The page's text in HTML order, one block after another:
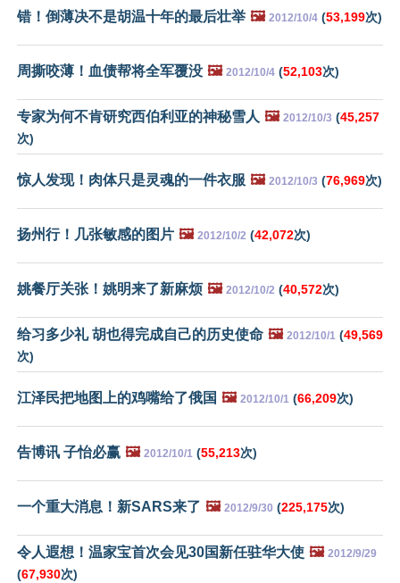
错！倒薄决不是胡温十年的最后壮举 🖼️ 2012/10/4 (53,199次)
周撕咬薄！血债帮将全军覆没 🖼️ 2012/10/4 (52,103次)
专家为何不肯研究西伯利亚的神秘雪人 🖼️ 2012/10/3 (45,257
次)
惊人发现！肉体只是灵魂的一件衣服 🖼️ 2012/10/3 (76,969次)
扬州行！几张敏感的图片 🖼️ 2012/10/2 (42,072次)
姚餐厅关张！姚明来了新麻烦 🖼️ 2012/10/2 (40,572次)
给习多少礼 胡也得完成自己的历史使命 🖼️ 2012/10/1 (49,569
次)
江泽民把地图上的鸡嘴给了俄国 🖼️ 2012/10/1 (66,209次)
告博讯 子怡必赢 🖼️ 2012/10/1 (55,213次)
一个重大消息！新SARS来了 🖼️ 2012/9/30 (225,175次)
令人遐想！温家宝首次会见30国新任驻华大使 🖼️ 2012/9/29
(67,930次)